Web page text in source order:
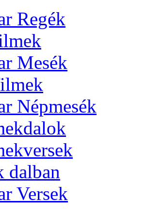
Regék
Mesék
Népmesék
dalban
Versek